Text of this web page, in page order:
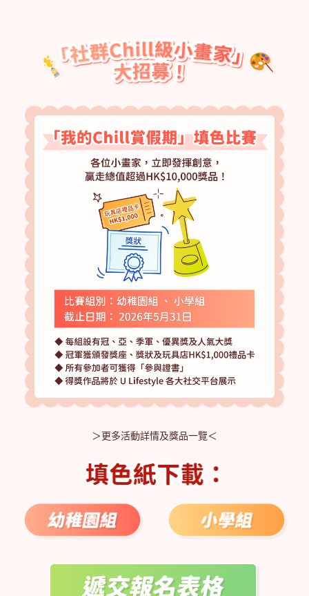
＞更多活動詳情及獎品一覽＜